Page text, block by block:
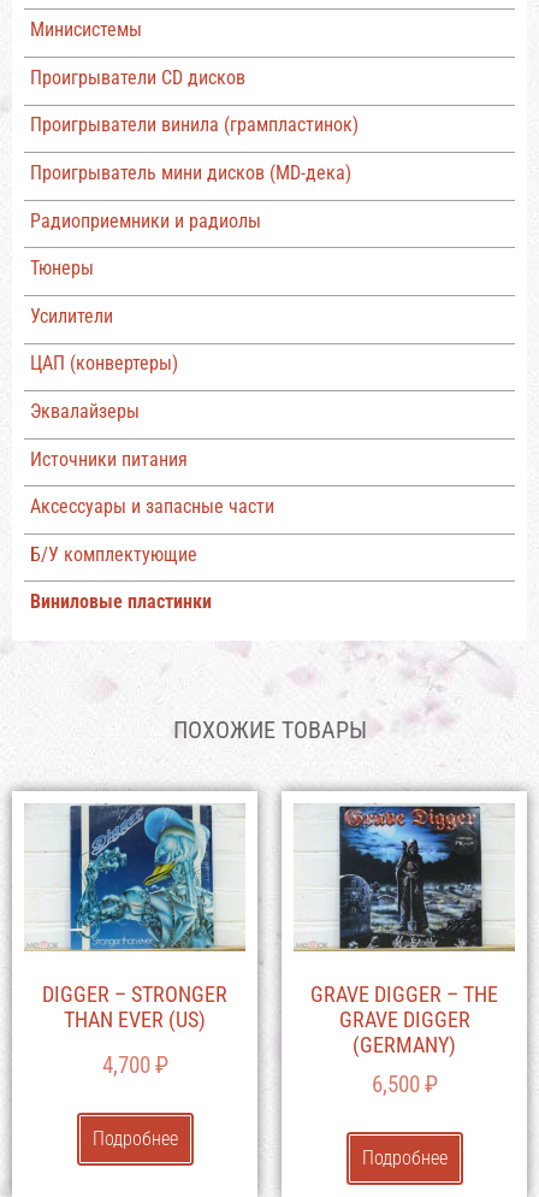
Минисистемы
Проигрыватели CD дисков
Проигрыватели винила (грампластинок)
Проигрыватель мини дисков (MD-дека)
Радиоприемники и радиолы
Тюнеры
Усилители
ЦАП (конвертеры)
Эквалайзеры
Источники питания
Аксессуары и запасные части
Б/У комплектующие
Виниловые пластинки
ПОХОЖИЕ ТОВАРЫ
DIGGER – STRONGER
THAN EVER (US)
4,700₽
Подробнее
GRAVE DIGGER – THE
GRAVE DIGGER
(GERMANY)
6,500₽
Подробнее